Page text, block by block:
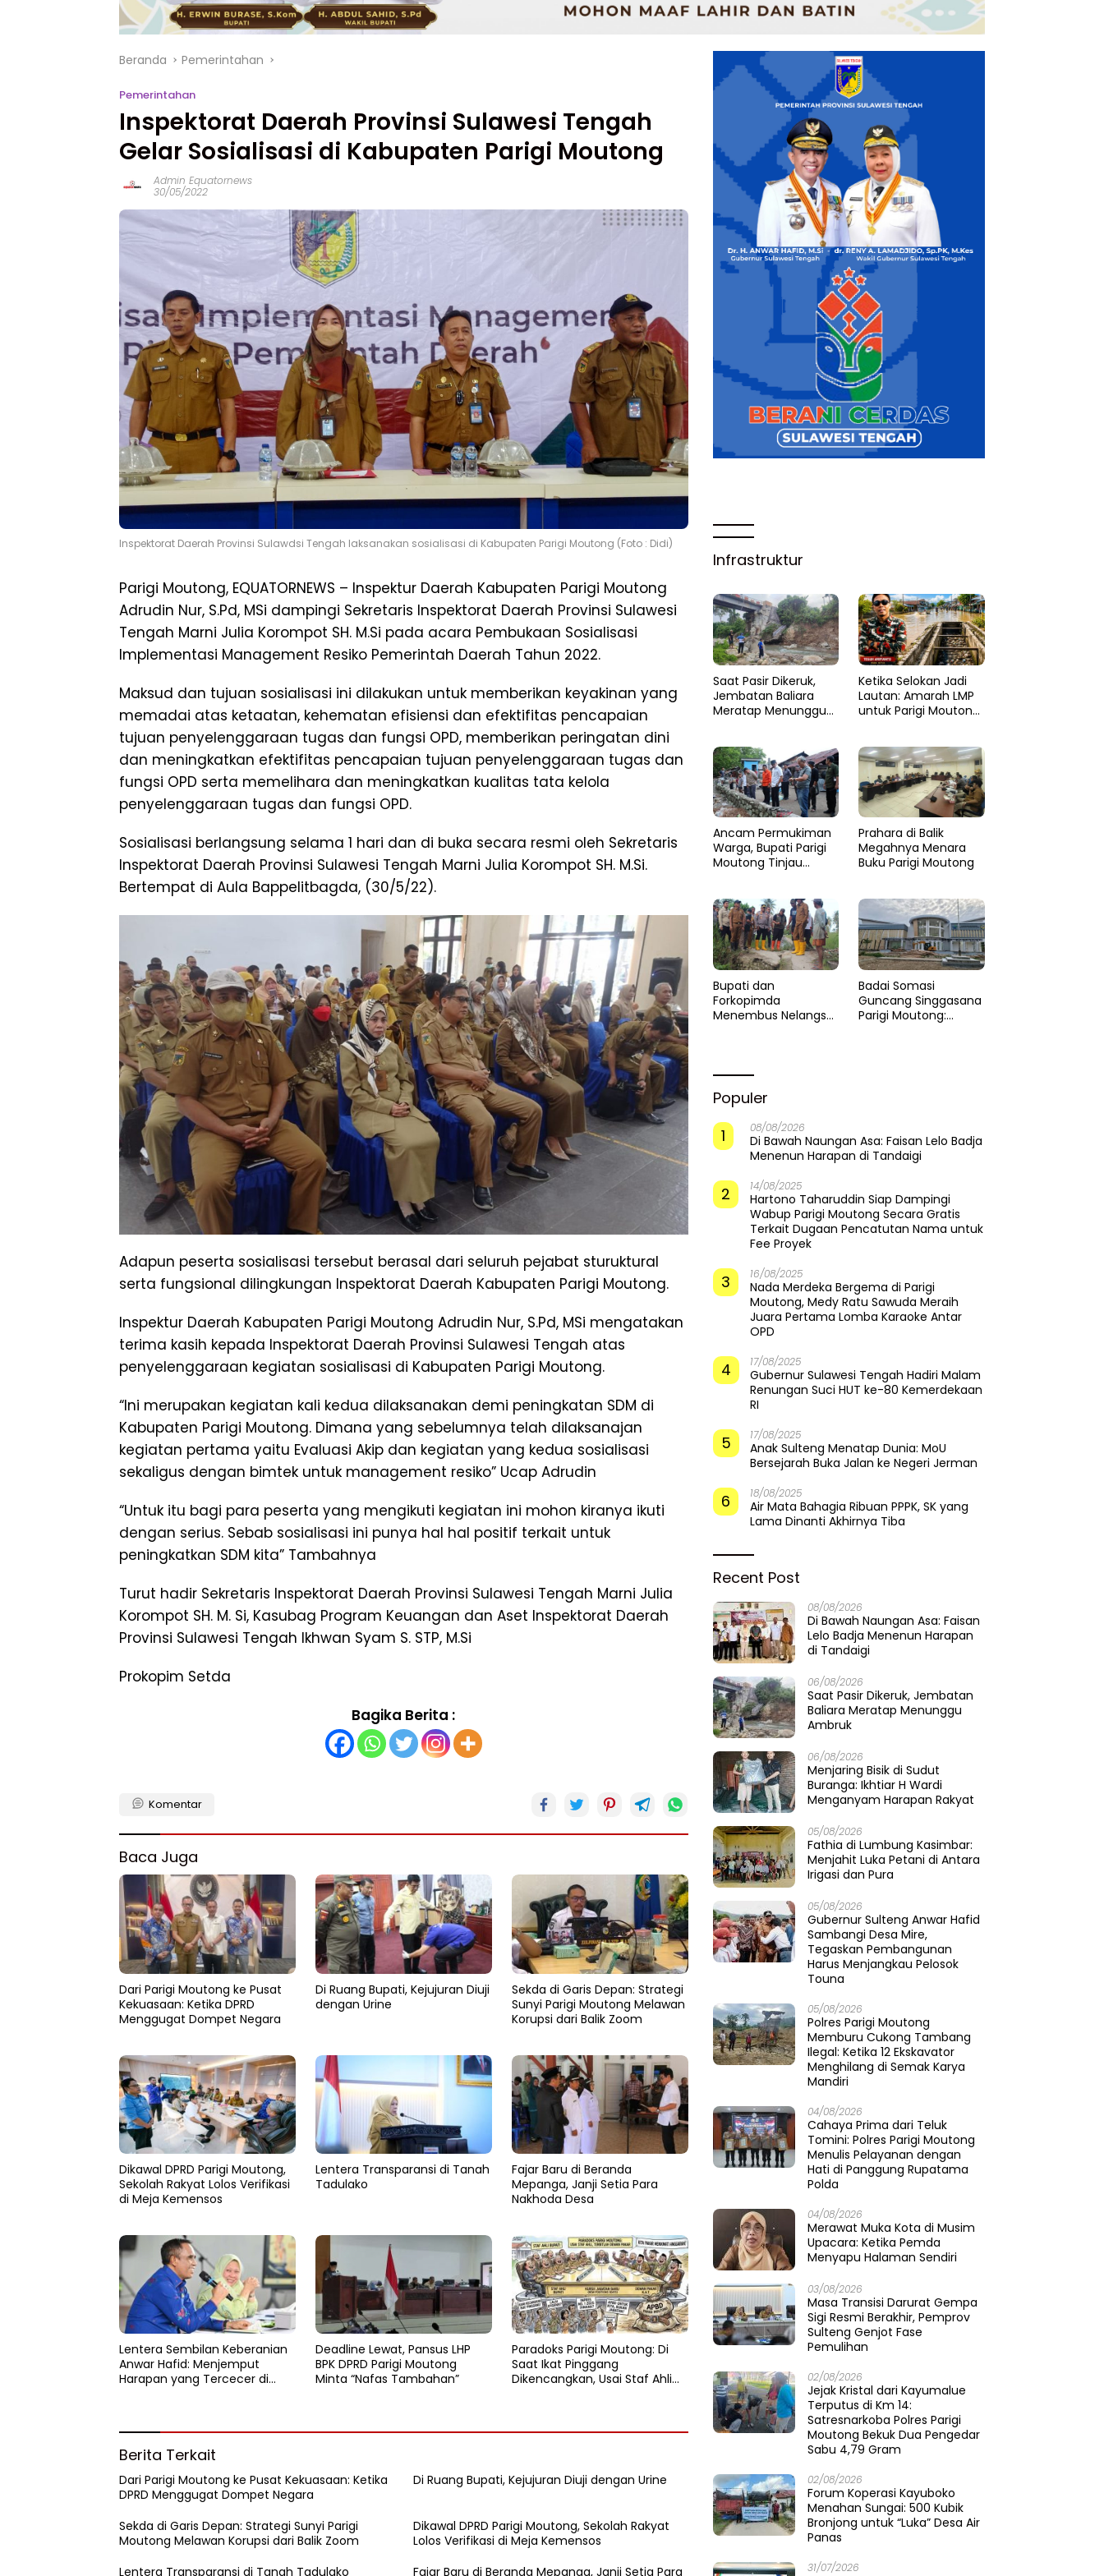
Beranda Pemerintahan
Pemerintahan
Inspektorat Daerah Provinsi Sulawesi Tengah
Gelar Sosialisasi di Kabupaten Parigi Moutong
Admin Equatornews
30/05/2022
Inspektorat Daerah Provinsi Sulawdsi Tengah laksanakan sosialisasi di Kabupaten Parigi Moutong (Foto : Didi)
Parigi Moutong, EQUATORNEWS – Inspektur Daerah Kabupaten Parigi Moutong
Adrudin Nur, S.Pd, MSi dampingi Sekretaris Inspektorat Daerah Provinsi Sulawesi
Tengah Marni Julia Korompot SH. M.Si pada acara Pembukaan Sosialisasi
Implementasi Management Resiko Pemerintah Daerah Tahun 2022.
Maksud dan tujuan sosialisasi ini dilakukan untuk memberikan keyakinan yang
memadai atas ketaatan, kehematan efisiensi dan efektifitas pencapaian
tujuan penyelenggaraan tugas dan fungsi OPD, memberikan peringatan dini
dan meningkatkan efektifitas pencapaian tujuan penyelenggaraan tugas dan
fungsi OPD serta memelihara dan meningkatkan kualitas tata kelola
penyelenggaraan tugas dan fungsi OPD.
Sosialisasi berlangsung selama 1 hari dan di buka secara resmi oleh Sekretaris
Inspektorat Daerah Provinsi Sulawesi Tengah Marni Julia Korompot SH. M.Si.
Bertempat di Aula Bappelitbagda, (30/5/22).
Adapun peserta sosialisasi tersebut berasal dari seluruh pejabat sturuktural
serta fungsional dilingkungan Inspektorat Daerah Kabupaten Parigi Moutong.
Inspektur Daerah Kabupaten Parigi Moutong Adrudin Nur, S.Pd, MSi mengatakan
terima kasih kepada Inspektorat Daerah Provinsi Sulawesi Tengah atas
penyelenggaraan kegiatan sosialisasi di Kabupaten Parigi Moutong.
“Ini merupakan kegiatan kali kedua dilaksanakan demi peningkatan SDM di
Kabupaten Parigi Moutong. Dimana yang sebelumnya telah dilaksanajan
kegiatan pertama yaitu Evaluasi Akip dan kegiatan yang kedua sosialisasi
sekaligus dengan bimtek untuk management resiko” Ucap Adrudin
“Untuk itu bagi para peserta yang mengikuti kegiatan ini mohon kiranya ikuti
dengan serius. Sebab sosialisasi ini punya hal hal positif terkait untuk
peningkatkan SDM kita” Tambahnya
Turut hadir Sekretaris Inspektorat Daerah Provinsi Sulawesi Tengah Marni Julia
Korompot SH. M. Si, Kasubag Program Keuangan dan Aset Inspektorat Daerah
Provinsi Sulawesi Tengah Ikhwan Syam S. STP, M.Si
Prokopim Setda
Bagika Berita :
Komentar
Baca Juga
Dari Parigi Moutong ke Pusat
Kekuasaan: Ketika DPRD
Menggugat Dompet Negara
Di Ruang Bupati, Kejujuran Diuji
dengan Urine
Sekda di Garis Depan: Strategi
Sunyi Parigi Moutong Melawan
Korupsi dari Balik Zoom
Dikawal DPRD Parigi Moutong,
Sekolah Rakyat Lolos Verifikasi
di Meja Kemensos
Lentera Transparansi di Tanah
Tadulako
Fajar Baru di Beranda
Mepanga, Janji Setia Para
Nakhoda Desa
Lentera Sembilan Keberanian
Anwar Hafid: Menjemput
Harapan yang Tercecer di
Deadline Lewat, Pansus LHP
BPK DPRD Parigi Moutong
Minta “Nafas Tambahan”
Paradoks Parigi Moutong: Di
Saat Ikat Pinggang
Dikencangkan, Usai Staf Ahli
Berita Terkait
Dari Parigi Moutong ke Pusat Kekuasaan: Ketika
DPRD Menggugat Dompet Negara
Di Ruang Bupati, Kejujuran Diuji dengan Urine
Sekda di Garis Depan: Strategi Sunyi Parigi
Moutong Melawan Korupsi dari Balik Zoom
Dikawal DPRD Parigi Moutong, Sekolah Rakyat
Lolos Verifikasi di Meja Kemensos
Lentera Transparansi di Tanah Tadulako
Fajar Baru di Beranda Mepanga, Janji Setia Para
Infrastruktur
Saat Pasir Dikeruk,
Jembatan Baliara
Meratap Menunggu
Ketika Selokan Jadi
Lautan: Amarah LMP
untuk Parigi Moutong
Ancam Permukiman
Warga, Bupati Parigi
Moutong Tinjau
Penanganan Cepat
Prahara di Balik
Megahnya Menara
Buku Parigi Moutong
​Bupati dan
Forkopimda
Menembus Nelangsa
Sinergi
Badai Somasi
Guncang Singgasana
Parigi Moutong:
Populer
1
08/08/2026
Di Bawah Naungan Asa: Faisan Lelo Badja
Menenun Harapan di Tandaigi
2 14/08/2025
Hartono Taharuddin Siap Dampingi
Wabup Parigi Moutong Secara Gratis
Terkait Dugaan Pencatutan Nama untuk
Fee Proyek
3 16/08/2025
Nada Merdeka Bergema di Parigi
Moutong, Medy Ratu Sawuda Meraih
Juara Pertama Lomba Karaoke Antar
OPD
4 17/08/2025
Gubernur Sulawesi Tengah Hadiri Malam
Renungan Suci HUT ke-80 Kemerdekaan
RI
5 17/08/2025
Anak Sulteng Menatap Dunia: MoU
Bersejarah Buka Jalan ke Negeri Jerman
6 18/08/2025
Air Mata Bahagia Ribuan PPPK, SK yang
Lama Dinanti Akhirnya Tiba
Recent Post
08/08/2026
Di Bawah Naungan Asa: Faisan
Lelo Badja Menenun Harapan
di Tandaigi
06/08/2026
Saat Pasir Dikeruk, Jembatan
Baliara Meratap Menunggu
Ambruk
06/08/2026
Menjaring Bisik di Sudut
Buranga: Ikhtiar H Wardi
Menganyam Harapan Rakyat
05/08/2026
Fathia di Lumbung Kasimbar:
Menjahit Luka Petani di Antara
Irigasi dan Pura
05/08/2026
Gubernur Sulteng Anwar Hafid
Sambangi Desa Mire,
Tegaskan Pembangunan
Harus Menjangkau Pelosok
Touna
05/08/2026
Polres Parigi Moutong
Memburu Cukong Tambang
Ilegal: Ketika 12 Ekskavator
Menghilang di Semak Karya
Mandiri
04/08/2026
Cahaya Prima dari Teluk
Tomini: Polres Parigi Moutong
Menulis Pelayanan dengan
Hati di Panggung Rupatama
Polda
04/08/2026
Merawat Muka Kota di Musim
Upacara: Ketika Pemda
Menyapu Halaman Sendiri
03/08/2026
Masa Transisi Darurat Gempa
Sigi Resmi Berakhir, Pemprov
Sulteng Genjot Fase
Pemulihan
02/08/2026
Jejak Kristal dari Kayumalue
Terputus di Km 14:
Satresnarkoba Polres Parigi
Moutong Bekuk Dua Pengedar
Sabu 4,79 Gram
02/08/2026
Forum Koperasi Kayuboko
Menahan Sungai: 500 Kubik
Bronjong untuk “Luka” Desa Air
Panas
31/07/2026